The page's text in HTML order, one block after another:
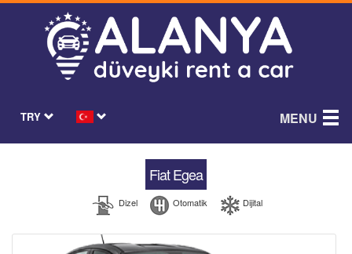
TRY MENU
Fiat Egea
Dizel Otomatik Dijital